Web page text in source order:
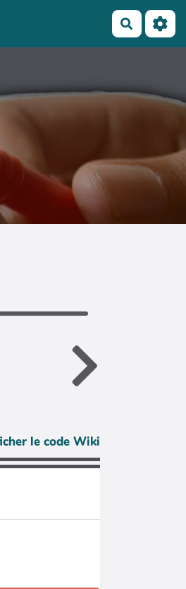
le code Wiki